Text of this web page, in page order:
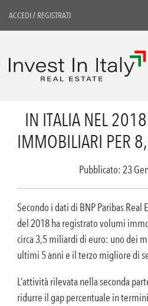
ACCEDI/ REGISTRATI
IN ITALIA NEL
IMMOBILIARI PER
Pubblicato: 23
Secondo i dati di BNP Paribas
del 2018 ha registrato volumi
circa 3,5 miliardi di euro: uno dei
ultimi 5 anni e il terzo migliore di
L’attività rilevata nella seconda
ridurre il gap percentuale in